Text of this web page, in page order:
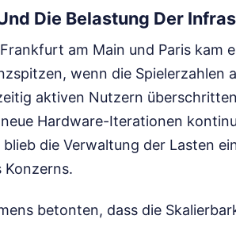
Die Belastung Der
am Main und Paris kam
wenn die Spielerzahlen
aktiven Nutzern
Hardware-Iterationen
die Verwaltung der Lasten
betonten, dass die